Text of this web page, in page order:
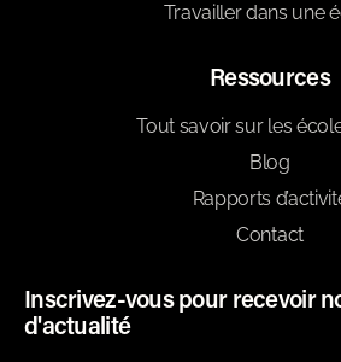
Travailler dans une
Ressources
Tout savoir sur les
Blog
Rapports
Contact
Inscrivez-vous pour recevoir
d'actualité